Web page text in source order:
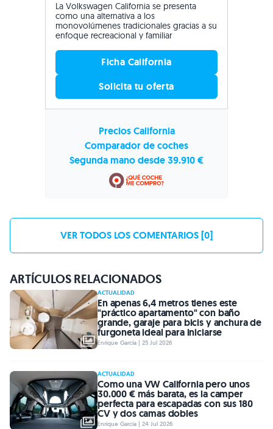
La Volkswagen California se presenta
como una alternativa a los
monovolúmenes tradicionales gracias a su
enfoque recreacional y familiar
Ficha California
Solicita tu oferta
Precios California
Comparador de coches
Segunda mano desde 39.910 €
VER TODOS LOS COMENTARIOS [0]
ARTÍCULOS RELACIONADOS
ACTUALIDAD
En apenas 6,4 metros tienes este
"práctico apartamento" con baño
grande, garaje para bicis y anchura de
furgoneta ideal para iniciarse
Enrique García | 25 Jul 2026
ACTUALIDAD
Como una VW California pero unos
30.000 € más barata, es la camper
perfecta para escapadas con sus 180
CV y dos camas dobles
Enrique García | 24 Jul 2026